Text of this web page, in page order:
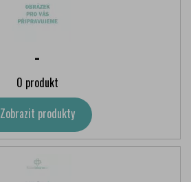
-
0 produkt
Zobrazit produkty